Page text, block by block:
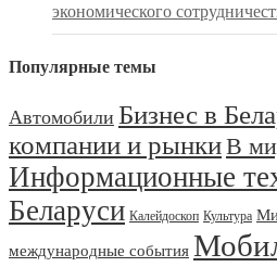
экономического
Популярные темы
Автомобили Бизнес в
компании и рынкиВ
Информационные
Беларуси Калейдоскоп Культура
международные события